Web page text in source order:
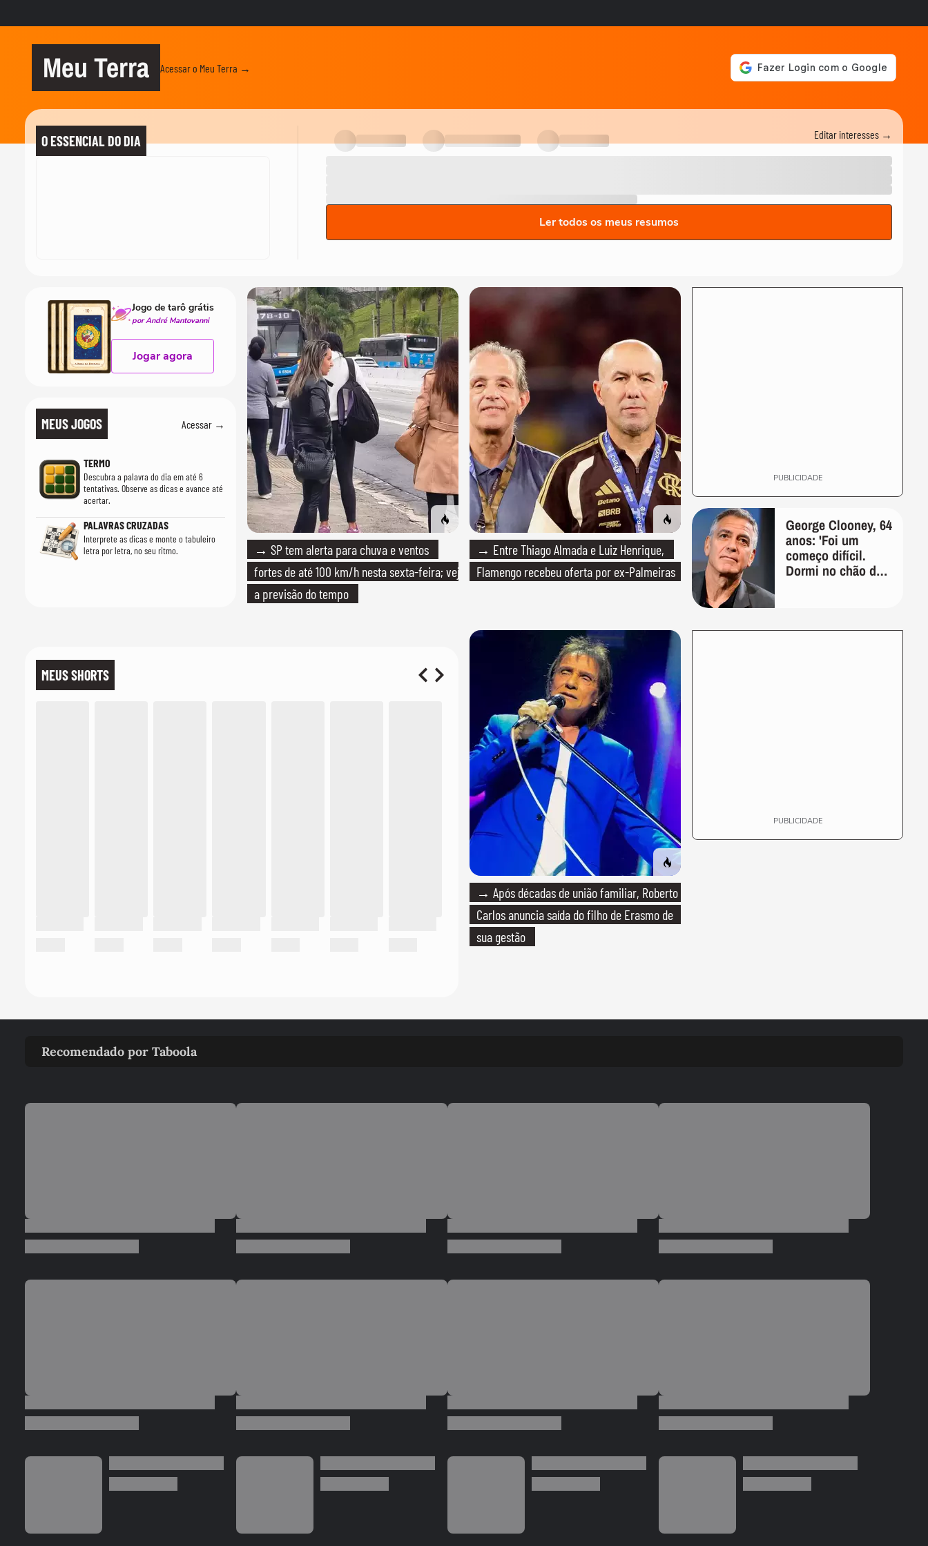
Meu Terra Acessar o Meu Terra →
O ESSENCIAL DO DIA Editar interesses →
Ler todos os meus resumos
MEUS JOGOS Acessar →
TERMO
Descubra a palavra do dia em até 6
tentativas. Observe as dicas e avance até
acertar.
PALAVRAS CRUZADAS
Interprete as dicas e monte o tabuleiro
letra por letra, no seu ritmo.
→ SP tem alerta para chuva e ventos
fortes de até 100 km/h nesta sexta-feira; veja
a previsão do tempo
→ Entre Thiago Almada e Luiz Henrique,
Flamengo recebeu oferta por ex-Palmeiras
PUBLICIDADE
→ Após décadas de união familiar, Roberto
Carlos anuncia saída do filho de Erasmo de
sua gestão
George Clooney, 64
anos: 'Foi um
começo difícil.
Dormi no chão de
anos, fui de
MEUS SHORTS
PUBLICIDADE
Jogo de tarô grátis
por André Mantovanni
Jogar agora
Recomendado por Taboola